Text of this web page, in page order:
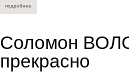
подробнее
Соломон
прекрасно